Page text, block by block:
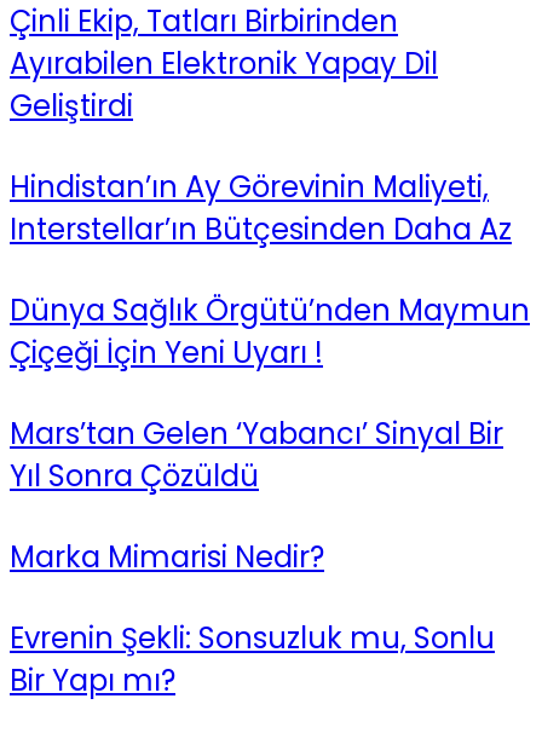
Çinli Ekip, Tatları Birbirinden
Ayırabilen Elektronik Yapay Dil
Geliştirdi
Hindistan’ın Ay Görevinin Maliyeti,
Interstellar’ın Bütçesinden Daha Az
Dünya Sağlık Örgütü’nden Maymun
Çiçeği İçin Yeni Uyarı !
Mars’tan Gelen ‘Yabancı’ Sinyal Bir
Yıl Sonra Çözüldü
Marka Mimarisi Nedir?
Evrenin Şekli: Sonsuzluk mu, Sonlu
Bir Yapı mı?